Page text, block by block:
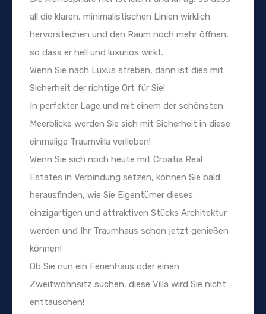
all die klaren, minimalistischen Linien wirklich
hervorstechen und den Raum noch mehr öffnen,
so dass er hell und luxuriös wirkt.
Wenn Sie nach Luxus streben, dann ist dies mit
Sicherheit der richtige Ort für Sie!
In perfekter Lage und mit einem der schönsten
Meerblicke werden Sie sich mit Sicherheit in diese
einmalige Traumvilla verlieben!
Wenn Sie sich noch heute mit Croatia Real
Estates in Verbindung setzen, können Sie bald
herausfinden, wie Sie Eigentümer dieses
einzigartigen und attraktiven Stücks Architektur
werden und Ihr Traumhaus schon jetzt genießen
können!
Ob Sie nun ein Ferienhaus oder einen
Zweitwohnsitz suchen, diese Villa wird Sie nicht
enttäuschen!